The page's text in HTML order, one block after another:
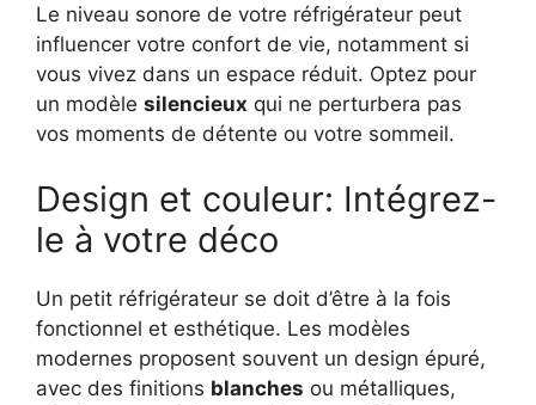
Le niveau sonore de votre réfrigérateur peut
influencer votre confort de vie, notamment si
vous vivez dans un espace réduit. Optez pour
un modèle silencieux qui ne perturbera pas
vos moments de détente ou votre sommeil.
Design et couleur: Intégrez-
le à votre déco
Un petit réfrigérateur se doit d’être à la fois
fonctionnel et esthétique. Les modèles
modernes proposent souvent un design épuré,
avec des finitions blanches ou métalliques,